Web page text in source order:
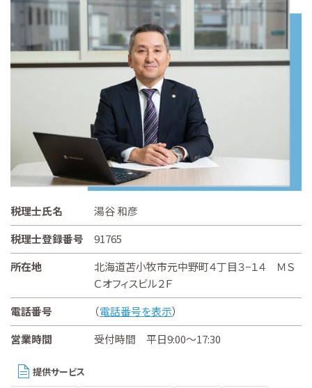
税理士氏名
湯谷 和彦
税理士登録番号
91765
所在地
北海道苫小牧市元中野町４丁目３−１４ ＭＳ
Ｃオフィスビル２Ｆ
電話番号
（電話番号を表示）
営業時間
受付時間 平日9:00～17:30
提供サービス